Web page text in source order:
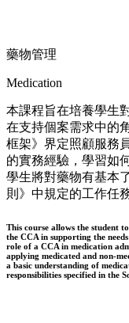
藥物管理
Medication
本課程旨在培養學生
在支持個案需求中的
框架》界定照顧服務
的實務經驗，學習如
學生將對藥物有基本
則》中規定的工作任
This course allows the student
the CCA in supporting the
role of a CCA in medication
applying medicated and non-
a basic understanding of
responsibilities specified in the